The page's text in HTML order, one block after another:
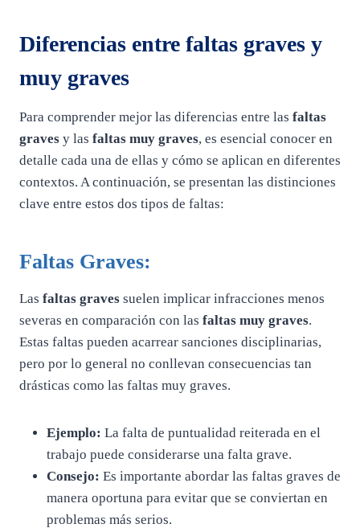
Diferencias entre faltas graves y
muy graves
Para comprender mejor las diferencias entre las faltas
graves y las faltas muy graves, es esencial conocer en
detalle cada una de ellas y cómo se aplican en diferentes
contextos. A continuación, se presentan las distinciones
clave entre estos dos tipos de faltas:
Faltas Graves:
Las faltas graves suelen implicar infracciones menos
severas en comparación con las faltas muy graves.
Estas faltas pueden acarrear sanciones disciplinarias,
pero por lo general no conllevan consecuencias tan
drásticas como las faltas muy graves.
Ejemplo: La falta de puntualidad reiterada en el
trabajo puede considerarse una falta grave.
Consejo: Es importante abordar las faltas graves de
manera oportuna para evitar que se conviertan en
problemas más serios.